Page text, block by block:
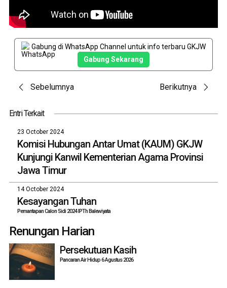
Gabung di WhatsApp Channel untuk info terbaru GKJW
Gabung Sekarang
Post
navigation
Sebelumnya Berikutnya
Entri Terkait
23 October 2024
Komisi Hubungan Antar Umat (KAUM) GKJW
Kunjungi Kanwil Kementerian Agama Provinsi
Jawa Timur
14 October 2024
Kesayangan Tuhan
Pemantapan Calon Sidi 2024 IPTh Balewiyata
Renungan Harian
Persekutuan Kasih
Pancaran Air Hidup 6 Agustus 2026